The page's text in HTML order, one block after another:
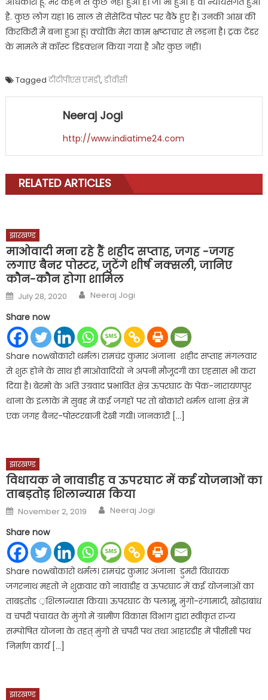
है. कुछ लोग यहां 16 साल से सेंसेटिव पोस्ट पर बैठे हुए हैं। उनकी आंख की
किरकिरी मैं बना हुआ हूं। क्योंकि मेरा काम भ्रष्टाचार से लड़ना है। ट्रक टेंडर
के मामले में कॉस्ट डिडक्शन किया गया है और कुछ नहीं।
Taggedटीटीपीएस एमडी,डीवीसी
Neeraj Jogi
http://www.indiatime24.com
RELATED ARTICLES
झारखण्ड
माओवादी मना रहे हैं शहीद सप्ताह, जगह -जगह
लगाए बैनर पोस्टर, जुटेंगे शीर्ष नक्सली, जानिए
कौन-कौन होगा शामिल
Posted
on
July 28, 2020 Author
Neeraj Jogi
Share now
Share nowबोकारो थर्मल। रामचंद्र कुमार अंजाना शहीद सप्ताह मंगलवार
से शुरू होने के साथ ही माओवादियों ने अपनी मौजूदगी का एहसास भी करा
दिया है। बेरमो के अति उग्रवाद प्रभावित क्षेत्र ऊपरघाट के पेंक-नारायणपुर
थाना के इलाके में सुबह में कई जगहों पर तो बोकारो थर्मल थाना क्षेत्र में
एक जगह बैनर-पोस्टरबाजी देखी गयी। जानकारी […]
झारखण्ड
विधायक ने नावाडीह व ऊपरघाट में कई योजनाओं का
ताबड़तोड़ शिलान्यास किया
Posted
on
November 2, 2019 Author
Neeraj Jogi
Share now
Share nowबोकारो थर्मल। रामचंद्र कुमार अंजाना डुमरी विधायक
जगरनाथ महतो ने शुक्रवार को नावाडीह व ऊपरघाट में कई योजनाओं का
ताबड़तोड ़शिलान्यास किया। ऊपरघाट के पलामू, मुंगो-रंगामाटी, खोढ़ाबांध
व चपरी पंचायत के मुंगो में ग्रामीण विकास विभाग द्वारा स्वीकृत राज्य
सम्पोषित योजना के तहत् मुंगो से चपरी पथ तथा आहारडीह में पीसीसी पथ
निर्माण कार्य […]
झारखण्ड